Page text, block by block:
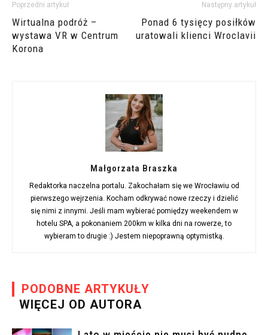
Poprzedni artykuł
Wirtualna podróż –
wystawa VR w Centrum
Korona
Następny artykuł
Ponad 6 tysięcy posiłków
uratowali klienci Wroclavii
Małgorzata Braszka
Redaktorka naczelna portalu. Zakochałam się we Wrocławiu od
pierwszego wejrzenia. Kocham odkrywać nowe rzeczy i dzielić
się nimi z innymi. Jeśli mam wybierać pomiędzy weekendem w
hotelu SPA, a pokonaniem 200km w kilka dni na rowerze, to
wybieram to drugie :) Jestem niepoprawną optymistką.
PODOBNE ARTYKUŁY
WIĘCEJ OD AUTORA